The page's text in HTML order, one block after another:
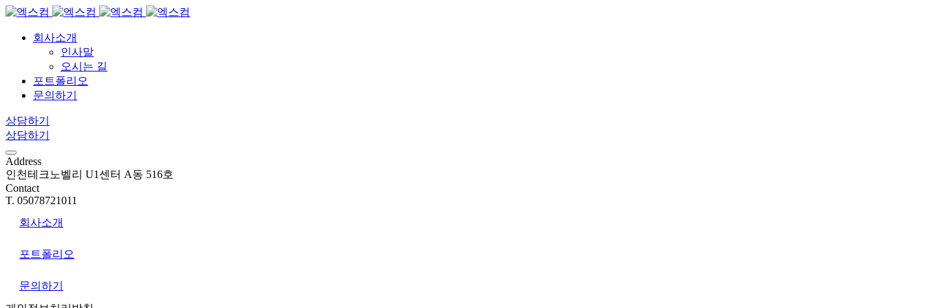
회사소개
인사말
오시는 길
포트폴리오
문의하기
상담하기
상담하기
Address
인천테크노벨리 U1센터 A동 516호
Contact
T. 05078721011
회사소개
포트폴리오
문의하기